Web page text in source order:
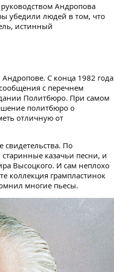
Андропова
убедили людей в том, что
истинный
С конца 1982 года
с перечнем
Политбюро. При самом
политбюро о
отличную от
По
казачьи песни, и
Высоцкого. И сам неплохо
коллекция грампластинок
многие пьесы.